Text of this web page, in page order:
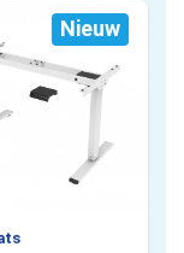
Nieuw